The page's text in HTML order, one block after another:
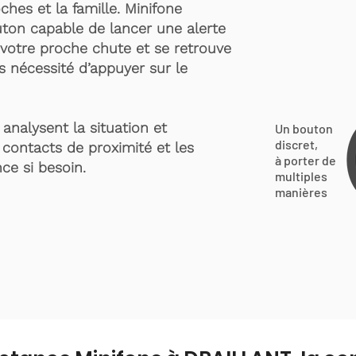
et la famille. Minifone
capable de lancer une alerte
proche chute et se retrouve
nécessité d’appuyer sur le
la situation et
de proximité et les
si besoin.
Un bouton
discret,
à porter de
multiples
manières